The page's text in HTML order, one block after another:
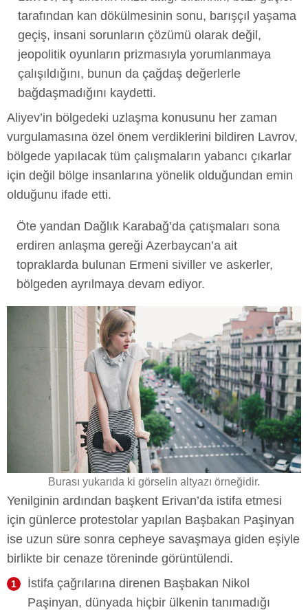
tarafından kan dökülmesinin sonu, barışçıl yaşama
geçiş, insani sorunların çözümü olarak değil,
jeopolitik oyunların prizmasıyla yorumlanmaya
çalışıldığını, bunun da çağdaş değerlerle
bağdaşmadığını kaydetti.
Aliyev’in bölgedeki uzlaşma konusunu her zaman
vurgulamasına özel önem verdiklerini bildiren Lavrov,
bölgede yapılacak tüm çalışmaların yabancı çıkarlar
için değil bölge insanlarına yönelik olduğundan emin
olduğunu ifade etti.
Öte yandan Dağlık Karabağ’da çatışmaları sona
erdiren anlaşma gereği Azerbaycan’a ait
topraklarda bulunan Ermeni siviller ve askerler,
bölgeden ayrılmaya devam ediyor.
Burası yukarıda ki görselin altyazı örneğidir.
Yenilginin ardından başkent Erivan’da istifa etmesi
için günlerce protestolar yapılan Başbakan Paşinyan
ise uzun süre sonra cepheye savaşmaya giden eşiyle
birlikte bir cenaze töreninde görüntülendi.
İstifa çağrılarına direnen Başbakan Nikol
Paşinyan, dünyada hiçbir ülkenin tanımadığı